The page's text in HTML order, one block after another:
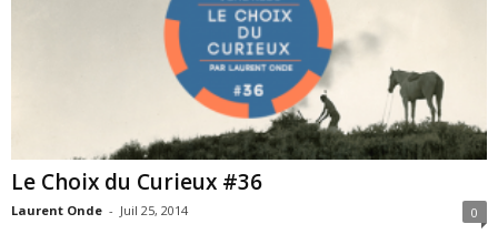
Le Choix du Curieux #36
Laurent Onde - Juil 25, 2014 0